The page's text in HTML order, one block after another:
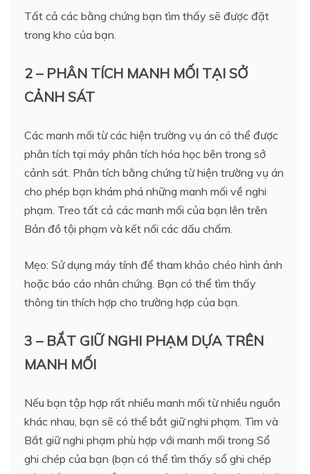
Tất cả các bằng chứng bạn tìm thấy sẽ được đặt
trong kho của bạn.
2 – PHÂN TÍCH MANH MỐI TẠI SỞ
CẢNH SÁT
Các manh mối từ các hiện trường vụ án có thể được
phân tích tại máy phân tích hóa học bên trong sở
cảnh sát. Phân tích bằng chứng từ hiện trường vụ án
cho phép bạn khám phá những manh mối về nghi
phạm. Treo tất cả các manh mối của bạn lên trên
Bản đồ tội phạm và kết nối các dấu chấm.
Mẹo: Sử dụng máy tính để tham khảo chéo hình ảnh
hoặc báo cáo nhân chứng. Bạn có thể tìm thấy
thông tin thích hợp cho trường hợp của bạn.
3 – BẮT GIỮ NGHI PHẠM DỰA TRÊN
MANH MỐI
Nếu bạn tập hợp rất nhiều manh mối từ nhiều nguồn
khác nhau, bạn sẽ có thể bắt giữ nghi phạm. Tìm và
Bắt giữ nghi phạm phù hợp với manh mối trong Sổ
ghi chép của bạn (bạn có thể tìm thấy sổ ghi chép